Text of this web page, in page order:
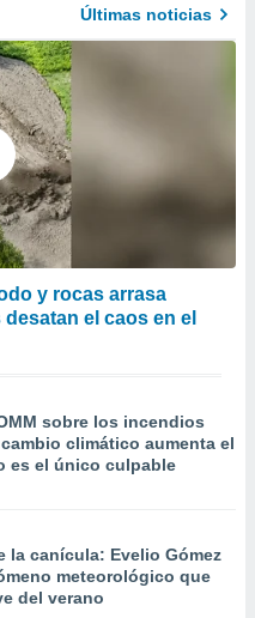
Últimas noticias
y rocas arrasa
el caos en el
sobre los incendios
climático aumenta el
es el único culpable
la canícula: Evelio Gómez
meteorológico que
del verano